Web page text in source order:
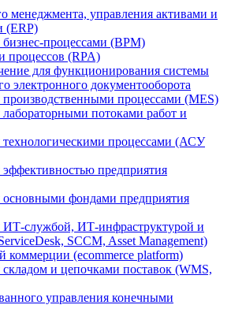
менеджмента, управления активами и
(ERP)
процессами (BPM)
процессов (RPA)
для функционирования системы
электронного документооборота
производственными процессами (MES)
потоками работ и
технологическими процессами (АСУ
эффективностью предприятия
основными фондами предприятия
ИТ-службой, ИТ-инфраструктурой и
SCCM, Asset Management)
коммерции (ecommerce platform)
и цепочками поставок (WMS,
управления конечными